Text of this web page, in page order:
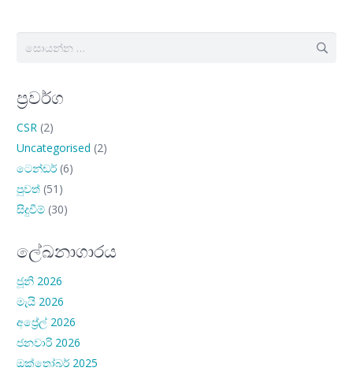
සොයන්න:
ප්‍රවර්ග
CSR (2)
Uncategorised (2)
ටෙන්ඩර් (6)
පුවත් (51)
සිදුවීම් (30)
ලේඛනාගාරය
ජූනි 2026
මැයි 2026
අප්‍රේල් 2026
ජනවාරි 2026
ඔක්තෝබර් 2025